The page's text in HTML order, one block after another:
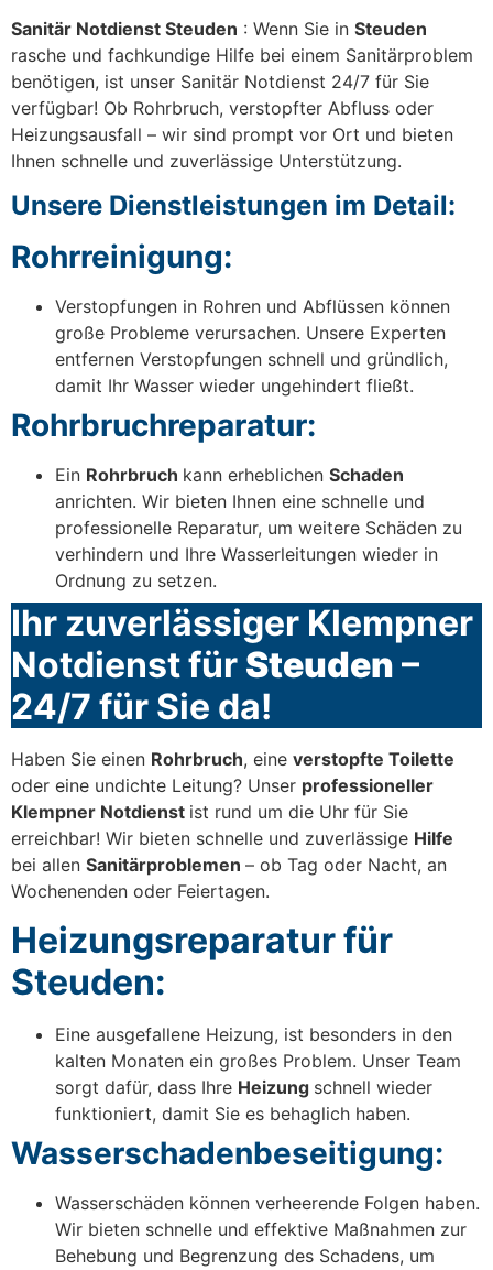
Sanitär Notdienst Steuden : Wenn Sie in Steuden
rasche und fachkundige Hilfe bei einem Sanitärproblem
benötigen, ist unser Sanitär Notdienst 24/7 für Sie
verfügbar! Ob Rohrbruch, verstopfter Abfluss oder
Heizungsausfall – wir sind prompt vor Ort und bieten
Ihnen schnelle und zuverlässige Unterstützung.
Unsere Dienstleistungen im Detail:
Rohrreinigung:
Verstopfungen in Rohren und Abflüssen können
große Probleme verursachen. Unsere Experten
entfernen Verstopfungen schnell und gründlich,
damit Ihr Wasser wieder ungehindert fließt.
Rohrbruchreparatur:
Ein Rohrbruch kann erheblichen Schaden
anrichten. Wir bieten Ihnen eine schnelle und
professionelle Reparatur, um weitere Schäden zu
verhindern und Ihre Wasserleitungen wieder in
Ordnung zu setzen.
Ihr zuverlässiger Klempner
Notdienst für Steuden –
24/7 für Sie da!
Haben Sie einen Rohrbruch, eine verstopfte Toilette
oder eine undichte Leitung? Unser professioneller
Klempner Notdienst ist rund um die Uhr für Sie
erreichbar! Wir bieten schnelle und zuverlässige Hilfe
bei allen Sanitärproblemen – ob Tag oder Nacht, an
Wochenenden oder Feiertagen.
Heizungsreparatur für
Steuden:
Eine ausgefallene Heizung, ist besonders in den
kalten Monaten ein großes Problem. Unser Team
sorgt dafür, dass Ihre Heizung schnell wieder
funktioniert, damit Sie es behaglich haben.
Wasserschadenbeseitigung:
Wasserschäden können verheerende Folgen haben.
Wir bieten schnelle und effektive Maßnahmen zur
Behebung und Begrenzung des Schadens, um